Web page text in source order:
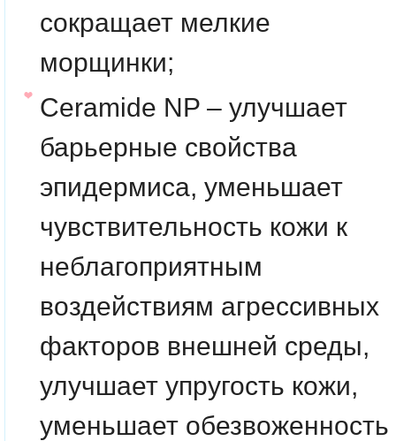
сокращает мелкие
морщинки;
Ceramide NP – улучшает
барьерные свойства
эпидермиса, уменьшает
чувствительность кожи к
неблагоприятным
воздействиям агрессивных
факторов внешней среды,
улучшает упругость кожи,
уменьшает обезвоженность